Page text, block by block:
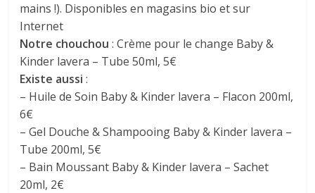
mains !). Disponibles en magasins bio et sur
Internet
Notre chouchou : Crème pour le change Baby &
Kinder lavera – Tube 50ml, 5€
Existe aussi :
– Huile de Soin Baby & Kinder lavera – Flacon 200ml,
6€
– Gel Douche & Shampooing Baby & Kinder lavera –
Tube 200ml, 5€
– Bain Moussant Baby & Kinder lavera – Sachet
20ml, 2€